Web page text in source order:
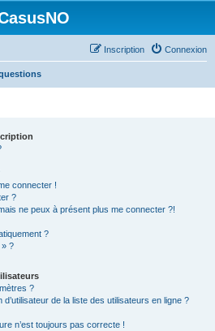
Connexion
Inscription
connecter !
?
ne peux à présent plus me connecter ?!
?
» ?
?
de la liste des utilisateurs en ligne ?
n’est toujours pas correcte !